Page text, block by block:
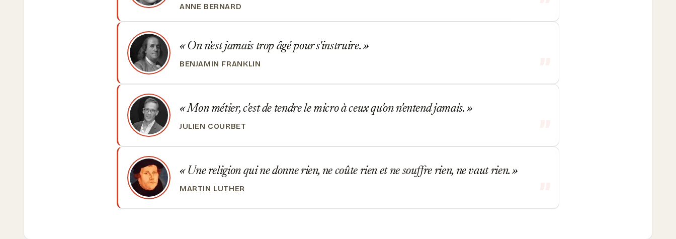
ANNE BERNARD
On n'est jamais trop âgé pour s'instruire.
BENJAMIN FRANKLIN
Mon métier, c'est de tendre le micro à ceux qu'on n'entend jamais.
JULIEN COURBET
Une religion qui ne donne rien, ne coûte rien et ne souffre rien, ne vaut rien.
MARTIN LUTHER